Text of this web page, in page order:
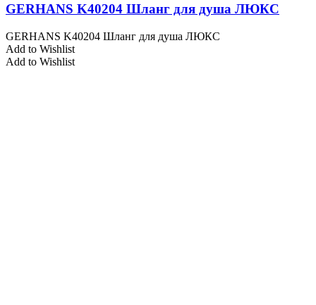
GERHANS K40204 Шланг для душа ЛЮКС
GERHANS K40204 Шланг для душа ЛЮКС
Add to Wishlist
Add to Wishlist